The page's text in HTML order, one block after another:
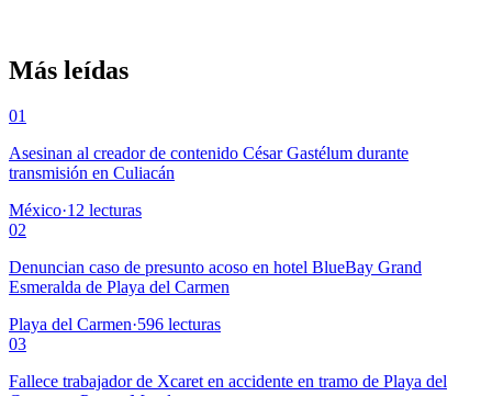
Más leídas
01
Asesinan al creador de contenido César Gastélum durante
transmisión en Culiacán
México·12 lecturas
02
Denuncian caso de presunto acoso en hotel BlueBay Grand
Esmeralda de Playa del Carmen
Playa del Carmen·596 lecturas
03
Fallece trabajador de Xcaret en accidente en tramo de Playa del